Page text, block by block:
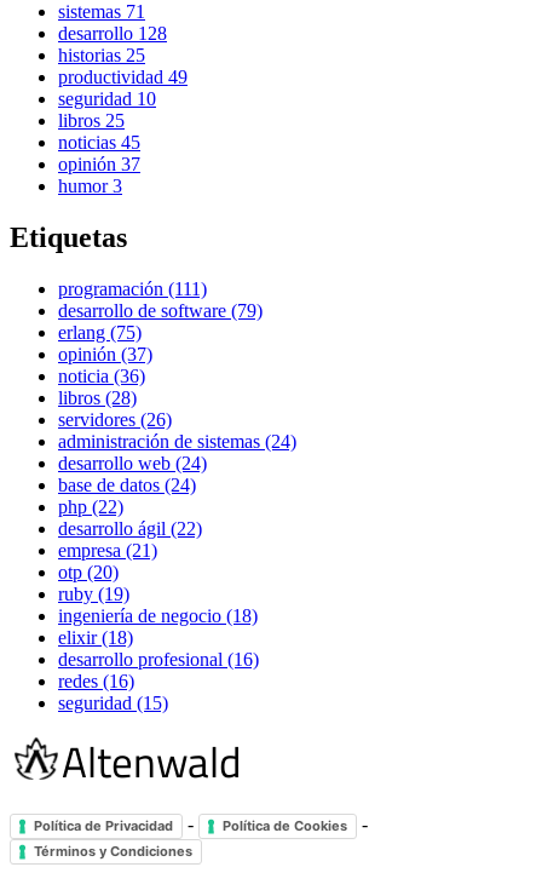
sistemas 71
desarrollo 128
historias 25
productividad 49
seguridad 10
libros 25
noticias 45
opinión 37
humor3
Etiquetas
programación (111)
desarrollo de software (79)
erlang (75)
opinión (37)
noticia (36)
libros (28)
servidores (26)
administración de sistemas (24)
desarrollo web (24)
base de datos (24)
php (22)
desarrollo ágil (22)
empresa (21)
otp (20)
ruby (19)
ingeniería de negocio (18)
elixir (18)
desarrollo profesional (16)
redes (16)
seguridad (15)
Política de Privacidad - Política de Cookies -
Términos y Condiciones